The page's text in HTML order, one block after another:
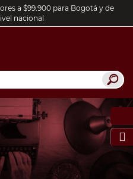
a $99.900 para Bogotá y de
nacional
